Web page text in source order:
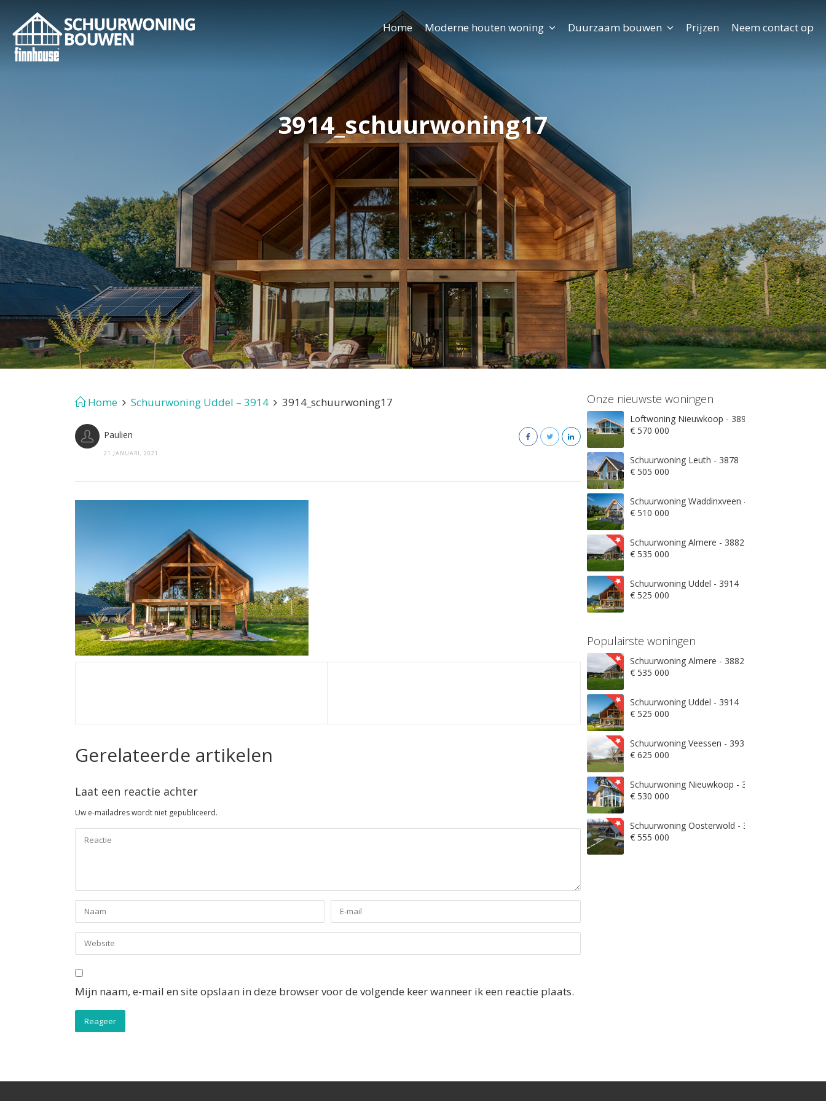
3914_schuurwoning17
Home Moderne houten woning Duurzaam bouwen Prijzen Neem contact op
Home Schuurwoning Uddel – 3914 3914_schuurwoning17
Paulien
21 JANUARI, 2021
Gerelateerde artikelen
Laat een reactie achter
Uw e-mailadres wordt niet gepubliceerd.
Mijn naam, e-mail en site opslaan in deze browser voor de volgende keer wanneer ik een reactie plaats.
Onze nieuwste woningen
Loftwoning Nieuwkoop - 3897
€ 570 000
Schuurwoning Leuth - 3878
€ 505 000
Schuurwoning Waddinxveen - 3845
€ 510 000
Schuurwoning Almere - 3882
€ 535 000
Schuurwoning Uddel - 3914
€ 525 000
Populairste woningen
Schuurwoning Almere - 3882
€ 535 000
Schuurwoning Uddel - 3914
€ 525 000
Schuurwoning Veessen - 3932
€ 625 000
Schuurwoning Nieuwkoop - 3871
€ 530 000
Schuurwoning Oosterwold - 3906
€ 555 000